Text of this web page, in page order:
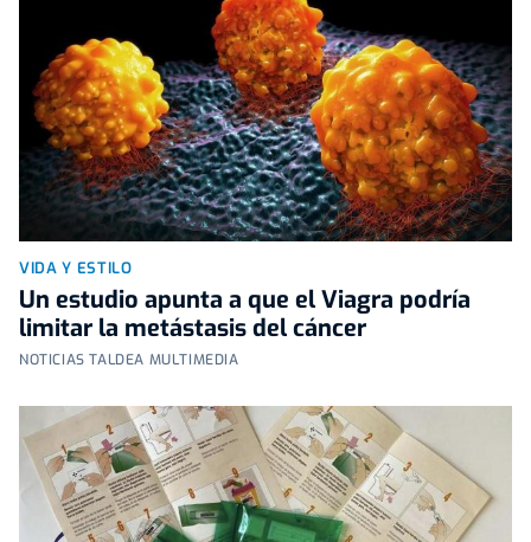
VIDA Y ESTILO
Un estudio apunta a que el Viagra podría
limitar la metástasis del cáncer
NOTICIAS TALDEA MULTIMEDIA